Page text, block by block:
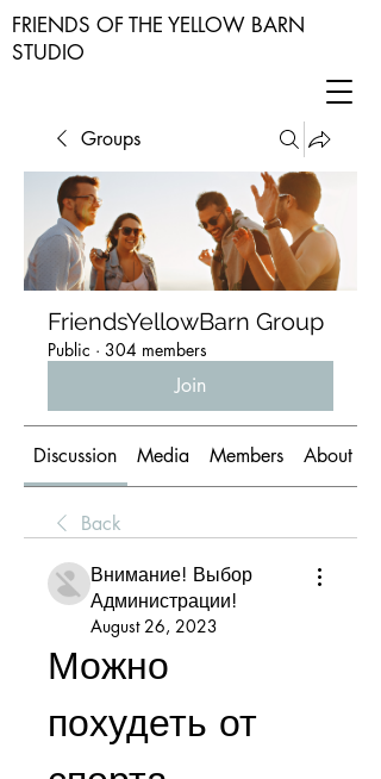
FRIENDS OF THE YELLOW BARN
STUDIO
Groups
FriendsYellowBarn Group
Public · 304 members
Join
Discussion Media Members About
Back
Внимание! Выбор
Администрации!
August 26, 2023
Можно
похудеть от